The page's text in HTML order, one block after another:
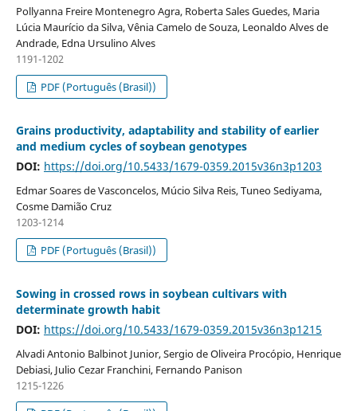
Pollyanna Freire Montenegro Agra, Roberta Sales Guedes, Maria
Lúcia Maurício da Silva, Vênia Camelo de Souza, Leonaldo Alves de
Andrade, Edna Ursulino Alves
1191-1202
PDF (Português (Brasil))
Grains productivity, adaptability and stability of earlier
and medium cycles of soybean genotypes
DOI: https://doi.org/10.5433/1679-0359.2015v36n3p1203
Edmar Soares de Vasconcelos, Múcio Silva Reis, Tuneo Sediyama,
Cosme Damião Cruz
1203-1214
PDF (Português (Brasil))
Sowing in crossed rows in soybean cultivars with
determinate growth habit
DOI: https://doi.org/10.5433/1679-0359.2015v36n3p1215
Alvadi Antonio Balbinot Junior, Sergio de Oliveira Procópio, Henrique
Debiasi, Julio Cezar Franchini, Fernando Panison
1215-1226